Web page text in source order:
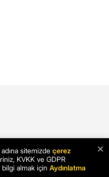
×
sitemizde çerez
KVKK ve GDPR
bilgi almak için Aydınlatma